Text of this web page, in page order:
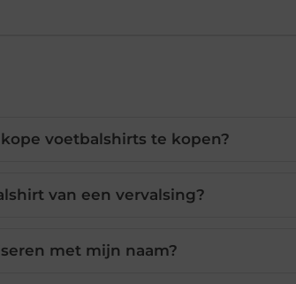
voetbalshirts te kopen?
van een vervalsing?
met mijn naam?